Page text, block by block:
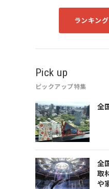
ランキン
Pick up
ピックアップ特集
全
全
取
や